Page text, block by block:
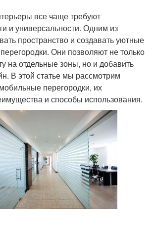
все чаще требуют
и универсальности. Одним из
пространство и создавать уютные
Они позволяют не только
на отдельные зоны, но и добавить
В этой статье мы рассмотрим
перегородки, их
и способы использования.